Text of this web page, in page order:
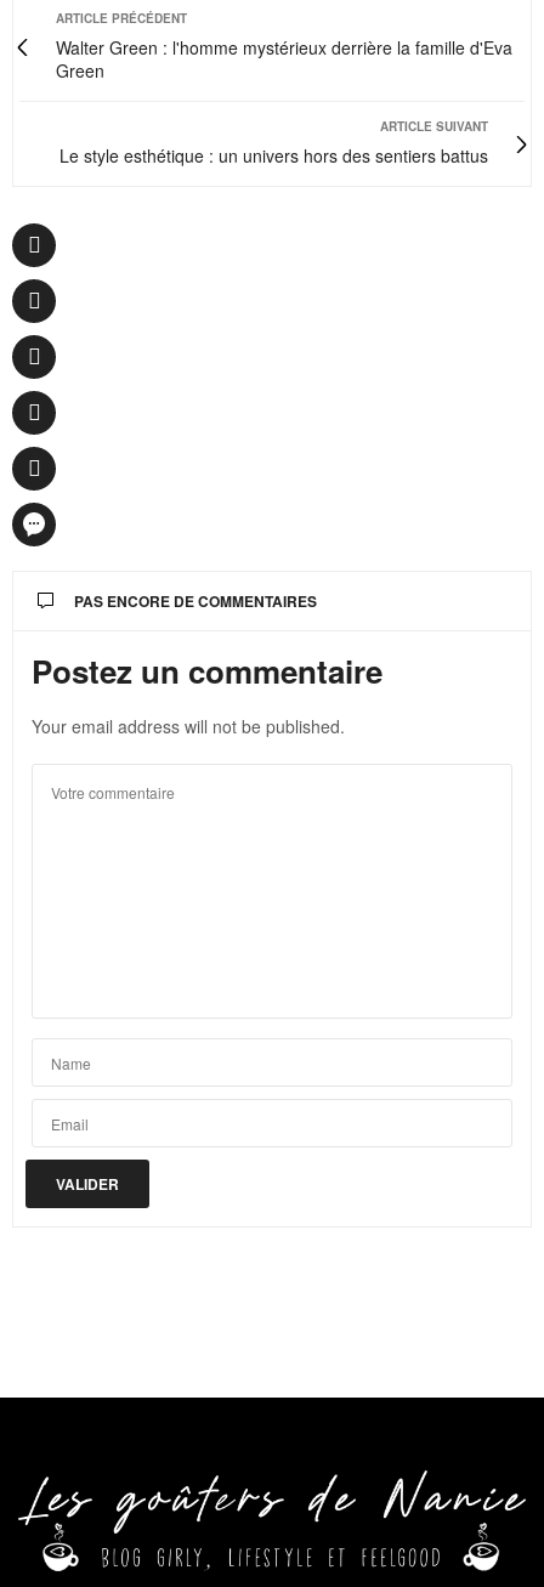
ARTICLE PRÉCÉDENT
Walter Green : l'homme mystérieux derrière la famille d'Eva
Green
ARTICLE SUIVANT
Le style esthétique : un univers hors des sentiers battus
PAS ENCORE DE COMMENTAIRES
Postez un commentaire
Your email address will not be published.